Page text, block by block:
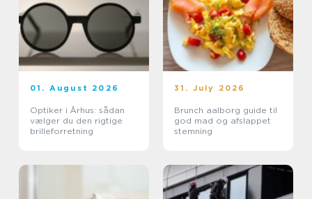
01. August 2026
Optiker i Århus: sådan
vælger du den rigtige
brilleforretning
31. July 2026
Brunch aalborg guide til
god mad og afslappet
stemning